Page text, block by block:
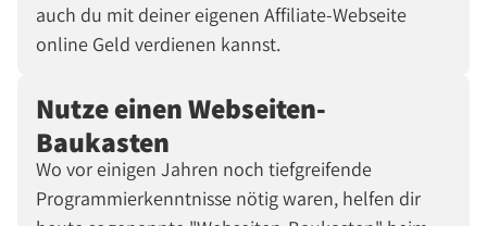
auch du mit deiner eigenen Affiliate-Webseite
online Geld verdienen kannst.
Nutze einen Webseiten-
Baukasten
Wo vor einigen Jahren noch tiefgreifende
Programmierkenntnisse nötig waren, helfen dir